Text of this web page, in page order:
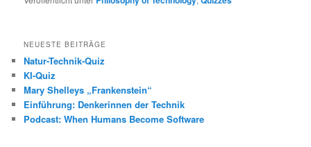
NEUESTE BEITRÄGE
Natur-Technik-Quiz
KI-Quiz
Mary Shelleys „Frankenstein“
Einführung: Denkerinnen der Technik
Podcast: When Humans Become Software